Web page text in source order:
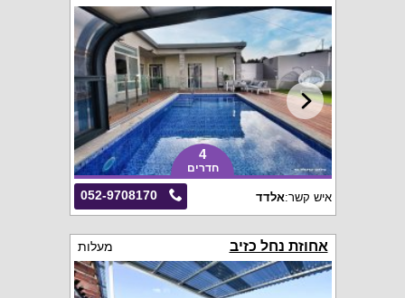
4
חדרים
052-9708170 איש קשר:אלדד
אחוזת נחל כזיב מעלות